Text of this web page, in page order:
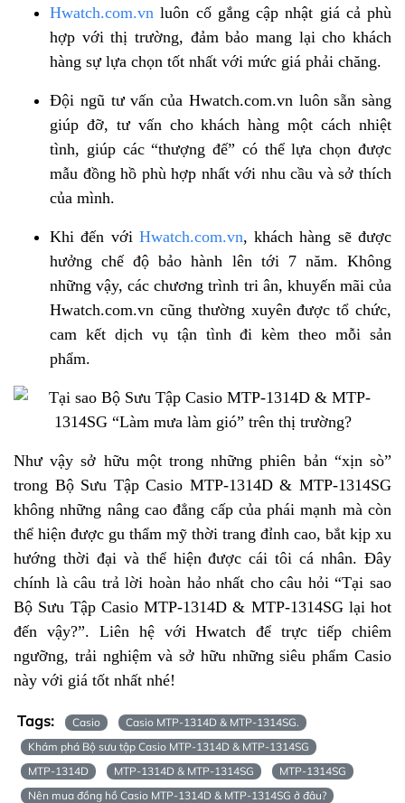
Hwatch.com.vn luôn cố gắng cập nhật giá cả phù
hợp với thị trường, đảm bảo mang lại cho khách
hàng sự lựa chọn tốt nhất với mức giá phải chăng.
Đội ngũ tư vấn của Hwatch.com.vn luôn sẵn sàng
giúp đỡ, tư vấn cho khách hàng một cách nhiệt
tình, giúp các “thượng đế” có thể lựa chọn được
mẫu đồng hồ phù hợp nhất với nhu cầu và sở thích
của mình.
Khi đến với Hwatch.com.vn, khách hàng sẽ được
hưởng chế độ bảo hành lên tới 7 năm. Không
những vậy, các chương trình tri ân, khuyến mãi của
Hwatch.com.vn cũng thường xuyên được tổ chức,
cam kết dịch vụ tận tình đi kèm theo mỗi sản
phẩm.
Như vậy sở hữu một trong những phiên bản “xịn sò”
trong Bộ Sưu Tập Casio MTP-1314D & MTP-1314SG
không những nâng cao đẳng cấp của phái mạnh mà còn
thể hiện được gu thẩm mỹ thời trang đỉnh cao, bắt kịp xu
hướng thời đại và thể hiện được cái tôi cá nhân. Đây
chính là câu trả lời hoàn hảo nhất cho câu hỏi “Tại sao
Bộ Sưu Tập Casio MTP-1314D & MTP-1314SG lại hot
đến vậy?”. Liên hệ với Hwatch để trực tiếp chiêm
ngưỡng, trải nghiệm và sở hữu những siêu phẩm Casio
này với giá tốt nhất nhé!
Tags: Casio
Casio MTP-1314D & MTP-1314SG.
Khám phá Bộ sưu tập Casio MTP-1314D & MTP-1314SG
MTP-1314D
MTP-1314D & MTP-1314SG
MTP-1314SG
Nên mua đồng hồ Casio MTP-1314D & MTP-1314SG ở đâu?